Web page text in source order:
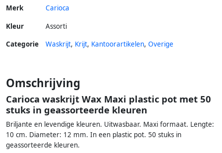
Merk Carioca
Kleur
Assorti
Categorie
Waskrijt, Krijt, Kantoorartikelen, Overige
Omschrijving
Carioca waskrijt Wax Maxi plastic pot met 50
stuks in geassorteerde kleuren
Briljante en levendige kleuren. Uitwasbaar. Maxi formaat. Lengte:
10 cm. Diameter: 12 mm. In een plastic pot. 50 stuks in
geassorteerde kleuren.